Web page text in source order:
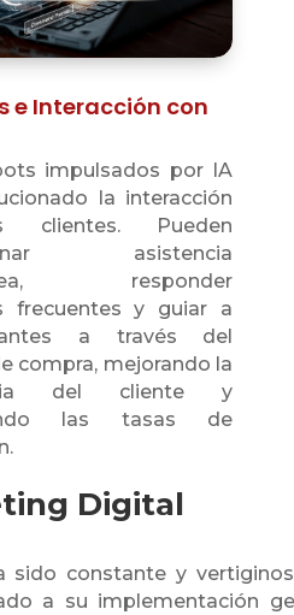
e Interacción con
impulsados por IA
la interacción
clientes. Pueden
asistencia
responder
frecuentes y guiar a
a través del
compra, mejorando la
del cliente y
las tasas de
Digital
constante y
a su implementación